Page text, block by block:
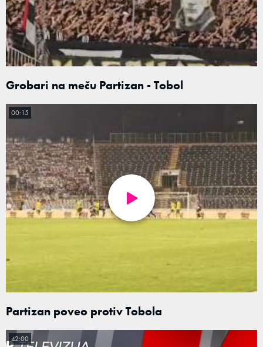
Grobari na meču Partizan - Tobol
Partizan poveo protiv Tobola
00:15
42:00